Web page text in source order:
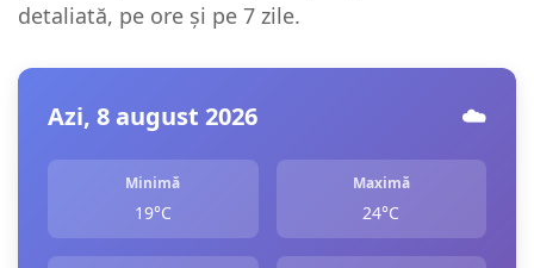
detaliată, pe ore și pe 7 zile.
Azi, 8 august 2026 ☁️
Minimă
19°C
Maximă
24°C